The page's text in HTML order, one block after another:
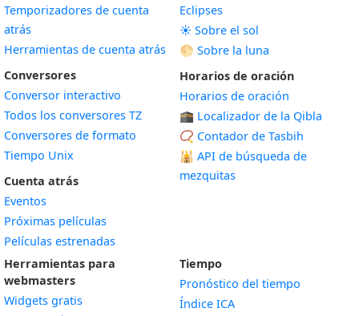
Temporizadores de cuenta
atrás
Herramientas de cuenta atrás
Conversores
Conversor interactivo
Todos los conversores TZ
Conversores de formato
Tiempo Unix
Cuenta atrás
Eventos
Próximas películas
Películas estrenadas
Eclipses
☀️ Sobre el sol
🌕 Sobre la luna
Horarios de oración
Horarios de oración
🕋 Localizador de la Qibla
📿 Contador de Tasbih
🕌 API de búsqueda de
mezquitas
Herramientas para
webmasters
Widgets gratis
Tiempo
Pronóstico del tiempo
Índice ICA